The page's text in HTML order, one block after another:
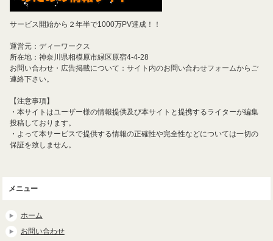
サービス開始から２年半で1000万PV達成！！
運営元：ディーワークス
所在地：神奈川県相模原市緑区原宿4-4-28
お問い合わせ・広告掲載について：サイト内のお問い合わせフォームからご
連絡下さい。
【注意事項】
・本サイトはユーザー様の情報提供及び本サイトと提携するライターが編集
投稿しております。
・よって本サービスで提供する情報の正確性や完全性などについては一切の
保証を致しません。
メニュー
ホーム
お問い合わせ